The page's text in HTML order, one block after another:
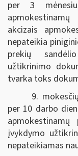
per 3
akcizais
nepateikia
prekių
užtikrinimo
tvarka toks
9.
per 10 darbo
įvykdymo
nepateikiamas